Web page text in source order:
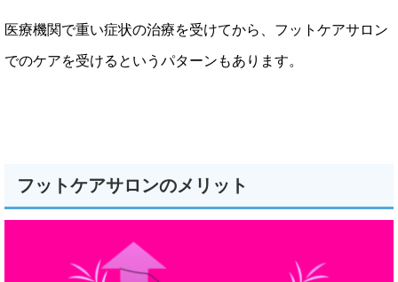
医療機関で重い症状の治療を受けてから、フットケアサロン
でのケアを受けるというパターンもあります。
フットケアサロンのメリット